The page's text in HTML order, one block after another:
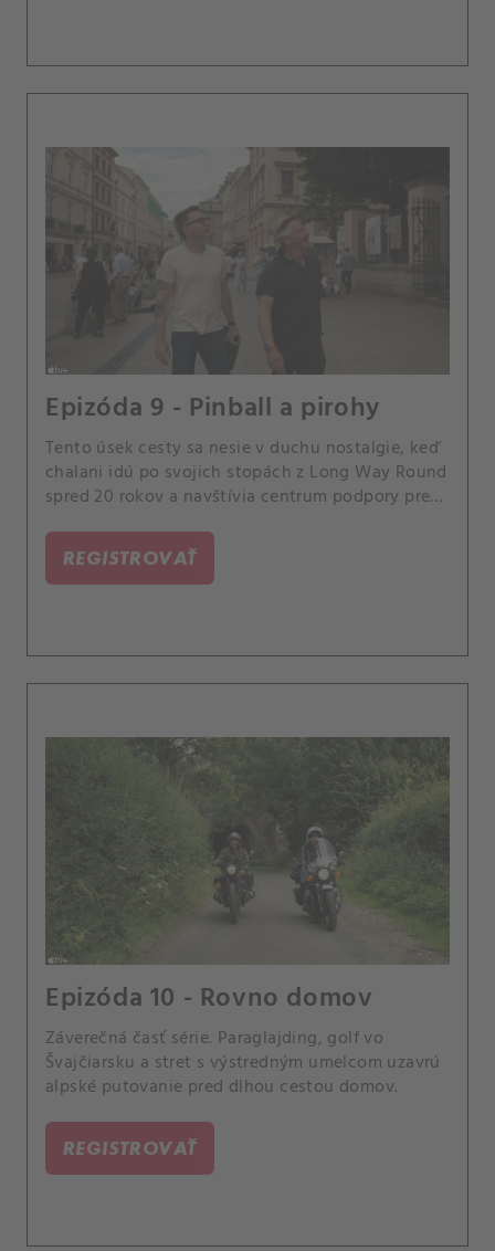
Epizóda 9 - Pinball a pirohy
Tento úsek cesty sa nesie v duchu nostalgie, keď
chalani idú po svojich stopách z Long Way Round
spred 20 rokov a navštívia centrum podpory pre
REGISTROVAŤ
Epizóda 10 - Rovno domov
Záverečná časť série. Paraglajding, golf vo
Švajčiarsku a stret s výstredným umelcom uzavrú
alpské putovanie pred dlhou cestou domov.
REGISTROVAŤ